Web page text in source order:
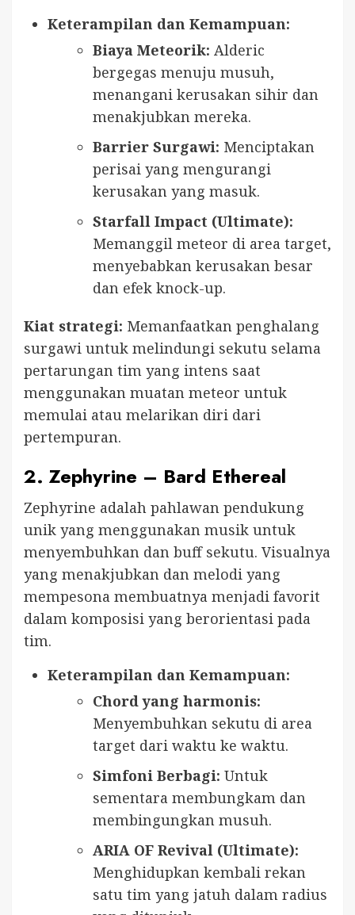
Keterampilan dan Kemampuan:
Biaya Meteorik: Alderic
bergegas menuju musuh,
menangani kerusakan sihir dan
menakjubkan mereka.
Barrier Surgawi: Menciptakan
perisai yang mengurangi
kerusakan yang masuk.
Starfall Impact (Ultimate):
Memanggil meteor di area target,
menyebabkan kerusakan besar
dan efek knock-up.
Kiat strategi: Memanfaatkan penghalang
surgawi untuk melindungi sekutu selama
pertarungan tim yang intens saat
menggunakan muatan meteor untuk
memulai atau melarikan diri dari
pertempuran.
2. Zephyrine – Bard Ethereal
Zephyrine adalah pahlawan pendukung
unik yang menggunakan musik untuk
menyembuhkan dan buff sekutu. Visualnya
yang menakjubkan dan melodi yang
mempesona membuatnya menjadi favorit
dalam komposisi yang berorientasi pada
tim.
Keterampilan dan Kemampuan:
Chord yang harmonis:
Menyembuhkan sekutu di area
target dari waktu ke waktu.
Simfoni Berbagi: Untuk
sementara membungkam dan
membingungkan musuh.
ARIA OF Revival (Ultimate):
Menghidupkan kembali rekan
satu tim yang jatuh dalam radius